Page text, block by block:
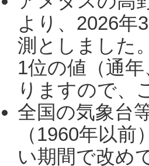
より、2026年
測としました
1位の値（通
りますので、
全国の気象台
（1960年以
い期間で改め